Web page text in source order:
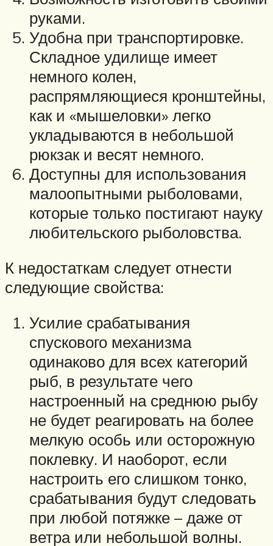
руками.
Удобна при транспортировке.
Складное удилище имеет
немного колен,
распрямляющиеся кронштейны,
как и «мышеловки» легко
укладываются в небольшой
рюкзак и весят немного.
Доступны для использования
малоопытными рыболовами,
которые только постигают науку
любительского рыболовства.
К недостаткам следует отнести
следующие свойства:
Усилие срабатывания
спускового механизма
одинаково для всех категорий
рыб, в результате чего
настроенный на среднюю рыбу
не будет реагировать на более
мелкую особь или осторожную
поклевку. И наоборот, если
настроить его слишком тонко,
срабатывания будут следовать
при любой потяжке – даже от
ветра или небольшой волны.